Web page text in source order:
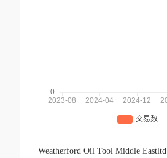
Weatherford Oil Tool Middle